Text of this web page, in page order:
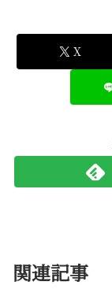
X
関連記事